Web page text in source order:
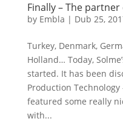
Finally – The
by Embla | Dub 25,
Turkey, Denmark,
Holland… Today,
started. It has been
Production
featured some really
with...